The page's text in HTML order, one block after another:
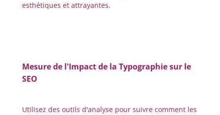
esthétiques et attrayantes.
Mesure de l'Impact de la Typographie sur le
SEO
Utilisez des outils d'analyse pour suivre comment les